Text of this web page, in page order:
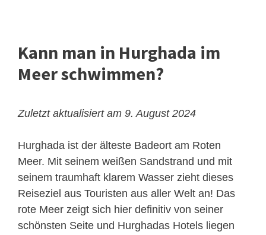
Kann man in Hurghada im
Meer schwimmen?
Zuletzt aktualisiert am 9. August 2024
Hurghada ist der älteste Badeort am Roten
Meer. Mit seinem weißen Sandstrand und mit
seinem traumhaft klarem Wasser zieht dieses
Reiseziel aus Touristen aus aller Welt an! Das
rote Meer zeigt sich hier definitiv von seiner
schönsten Seite und Hurghadas Hotels liegen